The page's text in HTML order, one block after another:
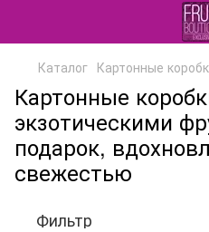
Каталог Картонные
Картонные
экзотическими
подарок,
свежестью
Фильтр